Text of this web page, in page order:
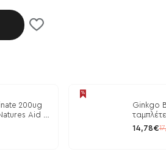
200ug
Aid /
Ginkgo
14,78€